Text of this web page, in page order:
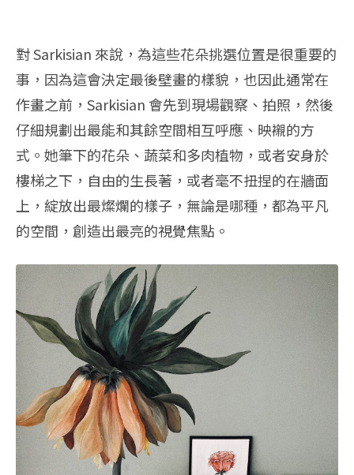
對 Sarkisian 來說，為這些花朵挑選位置是很重要的
事，因為這會決定最後壁畫的樣貌，也因此通常在
作畫之前，Sarkisian 會先到現場觀察、拍照，然後
仔細規劃出最能和其餘空間相互呼應、映襯的方
式。她筆下的花朵、蔬菜和多肉植物，或者安身於
樓梯之下，自由的生長著，或者毫不扭捏的在牆面
上，綻放出最燦爛的樣子，無論是哪種，都為平凡
的空間，創造出最亮的視覺焦點。